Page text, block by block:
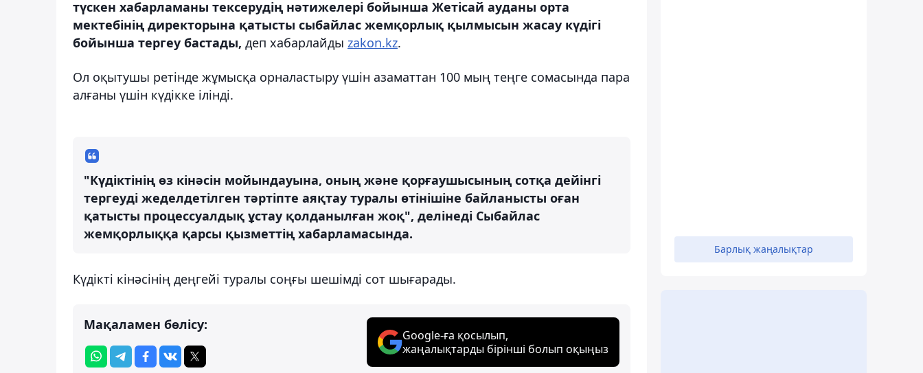
түскен хабарламаны тексерудің нәтижелері бойынша Жетісай ауданы орта
мектебінің директорына қатысты сыбайлас жемқорлық қылмысын жасау күдігі
бойынша тергеу бастады, деп хабарлайды zakon.kz.
Ол оқытушы ретінде жұмысқа орналастыру үшін азаматтан 100 мың теңге сомасында пара
алғаны үшін күдікке ілінді.
"Күдіктінің өз кінәсін мойындауына, оның және қорғаушысының сотқа дейінгі
тергеуді жеделдетілген тәртіпте аяқтау туралы өтінішіне байланысты оған
қатысты процессуалдық ұстау қолданылған жоқ", делінеді Сыбайлас
жемқорлыққа қарсы қызметтің хабарламасында.
Күдікті кінәсінің деңгейі туралы соңғы шешімді сот шығарады.
Мақаламен бөлісу:
Google-ға қосылып,
жаңалықтарды бірінші болып оқыңыз
Барлық жаңалықтар